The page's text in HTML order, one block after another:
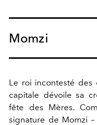
Momzi
Le roi incontesté des
capitale dévoile sa
fête des Mères.
signature de Momzi